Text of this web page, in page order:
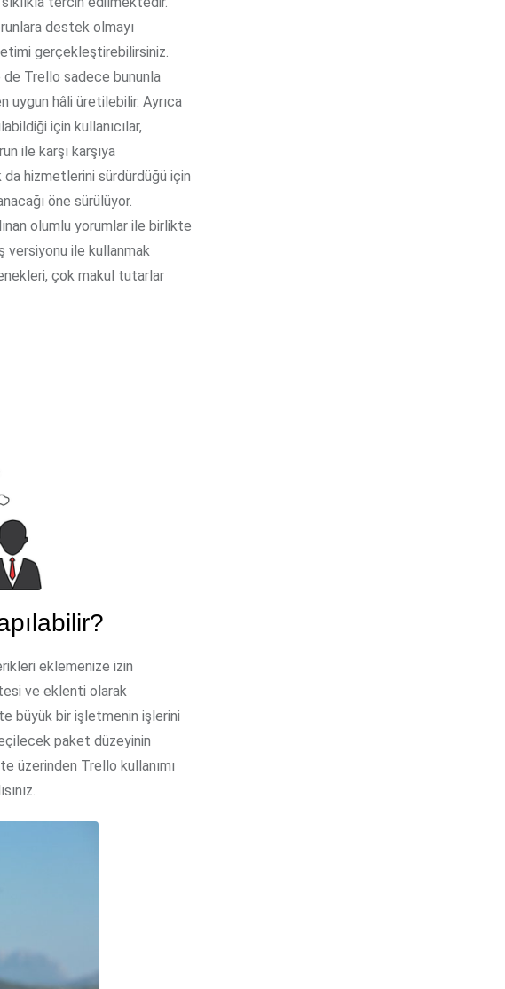
destek olmayı
gerçekleştirebilirsiniz.
de Trello sadece bununla
uygun hâli üretilebilir. Ayrıca
için kullanıcılar,
ile karşı karşıya
hizmetlerini sürdürdüğü için
öne sürülüyor.
olumlu yorumlar ile birlikte
versiyonu ile kullanmak
çok makul tutarlar
eklemenize izin
ve eklenti olarak
büyük bir işletmenin işlerini
paket düzeyinin
üzerinden Trello kullanımı